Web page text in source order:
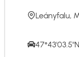
Leányfalu,